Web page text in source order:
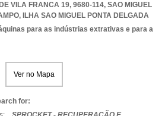
VILA FRANCA 19, 9680-114, SAO MIGUEL
, ILHA SAO MIGUEL PONTA DELGADA
para as indústrias extrativas e para a
Ver no Mapa
for: